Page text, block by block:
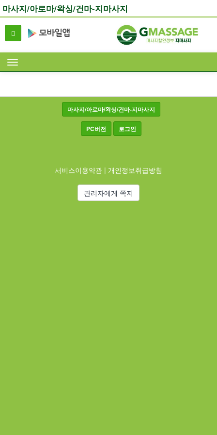
마사지/아로마/왁싱/건마-지마사지
마사지/아로마/왁싱/건마-지마사지
PC버전 로그인
서비스이용약관 | 개인정보취급방침
관리자에게 쪽지